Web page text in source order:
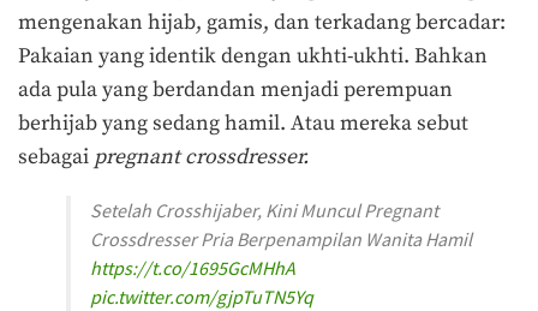
mengenakan hijab, gamis, dan terkadang bercadar:
Pakaian yang identik dengan ukhti-ukhti. Bahkan
ada pula yang berdandan menjadi perempuan
berhijab yang sedang hamil. Atau mereka sebut
sebagai pregnant crossdresser.
Setelah Crosshijaber, Kini Muncul Pregnant
Crossdresser Pria Berpenampilan Wanita Hamil
https://t.co/1695GcMHhA
pic.twitter.com/gjpTuTN5Yq